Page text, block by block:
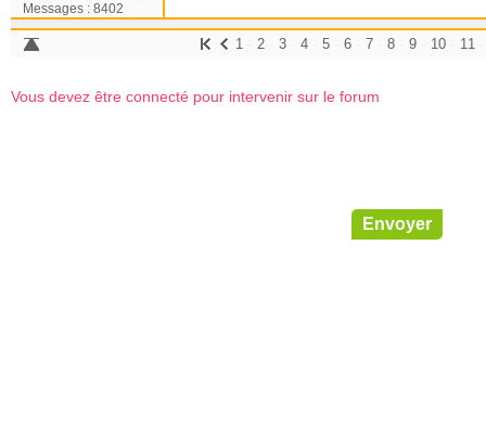
Messages : 8402
1 2- 3- 4- 5- 6- 7- 8- 9- 10- 11
Vous devez être connecté pour intervenir sur le forum